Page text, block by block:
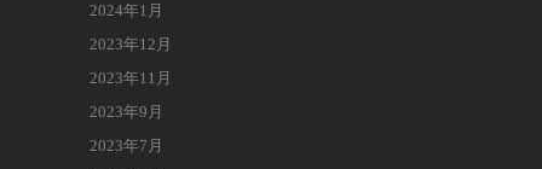
2024年1月
2023年12月
2023年11月
2023年9月
2023年7月